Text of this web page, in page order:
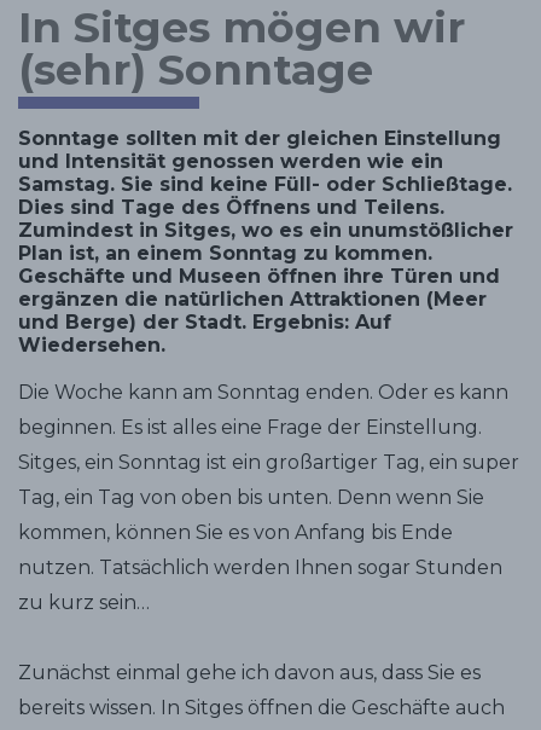
In Sitges mögen wir
(sehr) Sonntage
Sonntage sollten mit der gleichen Einstellung
und Intensität genossen werden wie ein
Samstag. Sie sind keine Füll- oder Schließtage.
Dies sind Tage des Öffnens und Teilens.
Zumindest in Sitges, wo es ein unumstößlicher
Plan ist, an einem Sonntag zu kommen.
Geschäfte und Museen öffnen ihre Türen und
ergänzen die natürlichen Attraktionen (Meer
und Berge) der Stadt. Ergebnis: Auf
Wiedersehen.
Die Woche kann am Sonntag enden. Oder es kann
beginnen. Es ist alles eine Frage der Einstellung.
Sitges, ein Sonntag ist ein großartiger Tag, ein super
Tag, ein Tag von oben bis unten. Denn wenn Sie
kommen, können Sie es von Anfang bis Ende
nutzen. Tatsächlich werden Ihnen sogar Stunden
zu kurz sein…
Zunächst einmal gehe ich davon aus, dass Sie es
bereits wissen. In Sitges öffnen die Geschäfte auch